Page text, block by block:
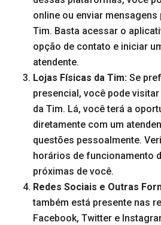
online ou enviar mensagens
Tim. Basta acessar o
opção de contato e iniciar
atendente.
Lojas Físicas da Tim: Se
presencial, você pode
da Tim. Lá, você terá a
diretamente com um
questões pessoalmente.
horários de funcionamento
próximas de você.
Redes Sociais e Outras
também está presente nas
Facebook, Twitter e